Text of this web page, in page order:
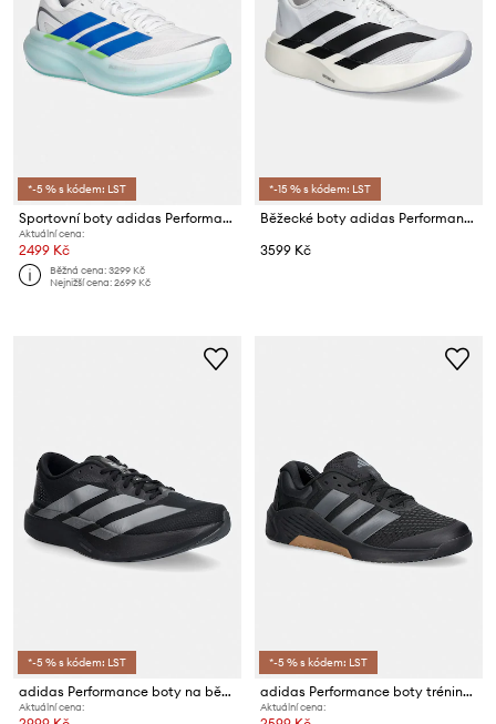
*-5 % s kódem: LST
Sportovní boty adidas Performance Supernova Glide
Aktuální cena:
2499 Kč
Běžná cena:3299 Kč
Nejnižší cena:2699 Kč
*-15 % s kódem: LST
Běžecké boty adidas Performance Adizero Evo SL
3599 Kč
*-5 % s kódem: LST
adidas Performance boty na běhání pánské Adizero EVO SL
Aktuální cena:
*-5 % s kódem: LST
adidas Performance boty tréninkové pánské Dropset 4
Aktuální cena: